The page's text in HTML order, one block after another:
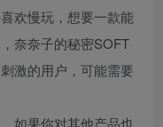
欢慢玩，想要一款能
奈奈子的秘密SOFT
激的用户，可能需要
如果你对其他产品也